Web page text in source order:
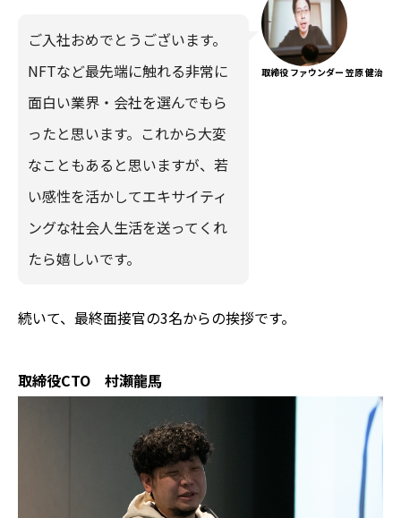
ご入社おめでとうございます。
NFTなど最先端に触れる非常に
面白い業界・会社を選んでもら
ったと思います。これから大変
なこともあると思いますが、若
い感性を活かしてエキサイティ
ングな社会人生活を送ってくれ
たら嬉しいです。
取締役 ファウンダー 笠原 健治
続いて、最終面接官の3名からの挨拶です。
取締役CTO 村瀬龍馬